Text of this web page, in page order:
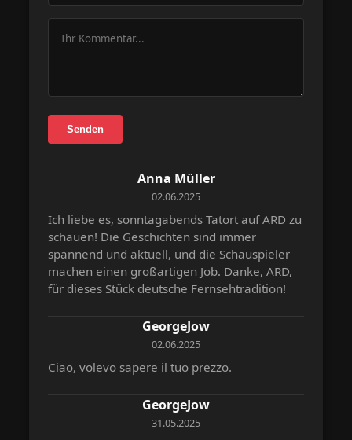
Senden
Anna Müller
02.06.2025
Ich liebe es, sonntagabends Tatort auf ARD zu
schauen! Die Geschichten sind immer
spannend und aktuell, und die Schauspieler
machen einen großartigen Job. Danke, ARD,
für dieses Stück deutsche Fernsehtradition!
GeorgeJow
02.06.2025
Ciao, volevo sapere il tuo prezzo.
GeorgeJow
31.05.2025